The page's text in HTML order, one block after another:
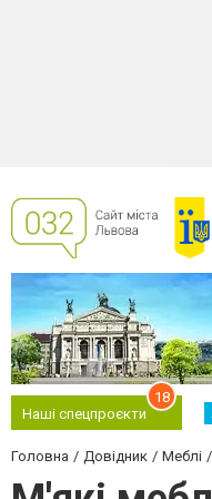
Наші спецпроєкти
18
Головна Довідник Меблі